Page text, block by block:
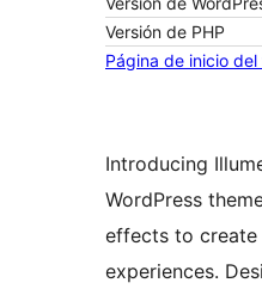
Versión de PHP
Página de inicio del
Introducing
WordPress
effects to create
experiences.